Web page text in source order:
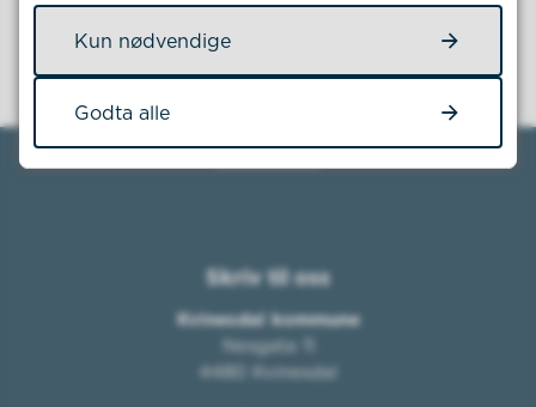
Skriv til oss
Kvinesdal kommune
Nesgata 11
4480 Kvinesdal
Kun nødvendige
Godta alle